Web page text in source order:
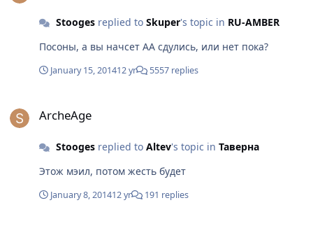
Stoogesreplied to Skuper's topic in RU-AMBER
Посоны, а вы начсет АА сдулись, или нет пока?
January 15, 201412 yr 5557 replies
ArcheAge
Stoogesreplied to Altev's topic in Таверна
Этож мэил, потом жесть будет
January 8, 201412 yr 191 replies